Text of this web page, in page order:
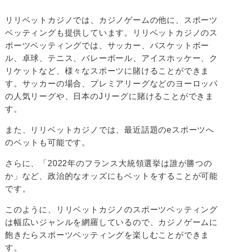
リリベットカジノでは、カジノゲームの他に、スポーツ
ベッティングも提供しています。リリベットカジノのス
ポーツベッティングでは、サッカー、バスケットボー
ル、卓球、テニス、バレーボール、アイスホッケー、ク
リケットなど、様々なスポーツに賭けることができま
す。サッカーの場合、プレミアリーグなどのヨーロッパ
の人気リーグや、日本のJリーグに賭けることができま
す。
また、リリベットカジノでは、最近話題のeスポーツへ
のベットも可能です。
さらに、「2022年のフランス大統領選挙は誰が勝つの
か」など、政治的なオッズにもベットをすることが可能
です。
このように、リリベットカジノのスポーツベッティング
は幅広いジャンルを網羅しているので、カジノゲームに
飽きたらスポーツベッティングを楽しむことができま
す。